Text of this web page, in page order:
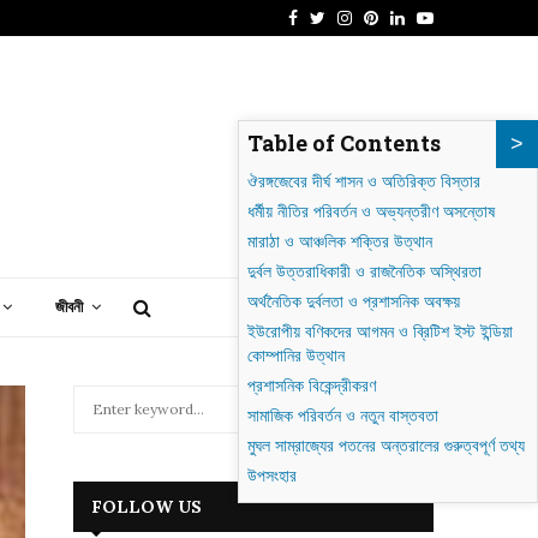
Facebook
Twitter
Instagram
Pinterest
LinkedinYoutube
জীবনী
S
E
FOLLOW US
Table of Contents
ঔরঙ্গজেবের দীর্ঘ শাসন ও অতিরিক্ত বিস্তার
ধর্মীয় নীতির পরিবর্তন ও অভ্যন্তরীণ অসন্তোষ
মারাঠা ও আঞ্চলিক শক্তির উত্থান
দুর্বল উত্তরাধিকারী ও রাজনৈতিক অস্থিরতা
অর্থনৈতিক দুর্বলতা ও প্রশাসনিক অবক্ষয়
ইউরোপীয় বণিকদের আগমন ও ব্রিটিশ ইস্ট ইন্ডিয়া
কোম্পানির উত্থান
প্রশাসনিক বিকেন্দ্রীকরণ
সামাজিক পরিবর্তন ও নতুন বাস্তবতা
মুঘল সাম্রাজ্যের পতনের অন্তরালের গুরুত্বপূর্ণ তথ্য
উপসংহার